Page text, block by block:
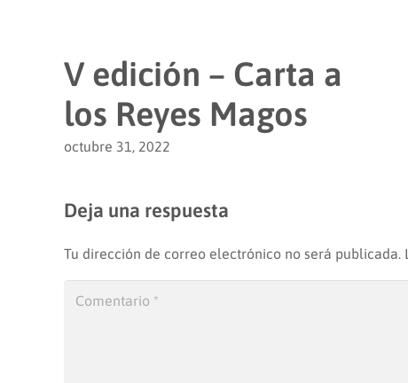
V edición – Carta a
los Reyes Magos
octubre 31, 2022
Deja una respuesta
Tu dirección de correo electrónico no será publicada.